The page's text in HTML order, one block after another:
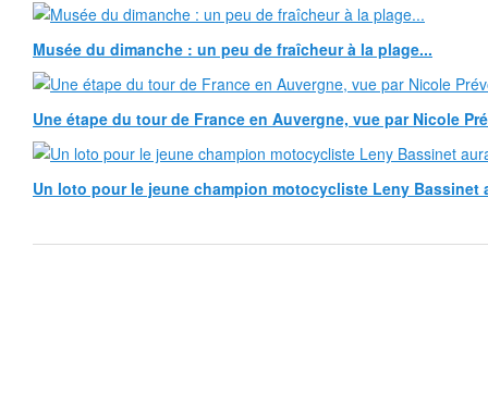
Musée du dimanche : un peu de fraîcheur à la plage...
Une étape du tour de France en Auvergne, vue par Nicole
Un loto pour le jeune champion motocycliste Leny Bassinet